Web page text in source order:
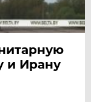
и Ирану